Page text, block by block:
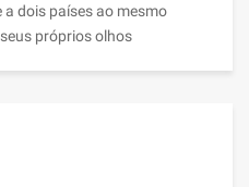
dois países ao mesmo
próprios olhos